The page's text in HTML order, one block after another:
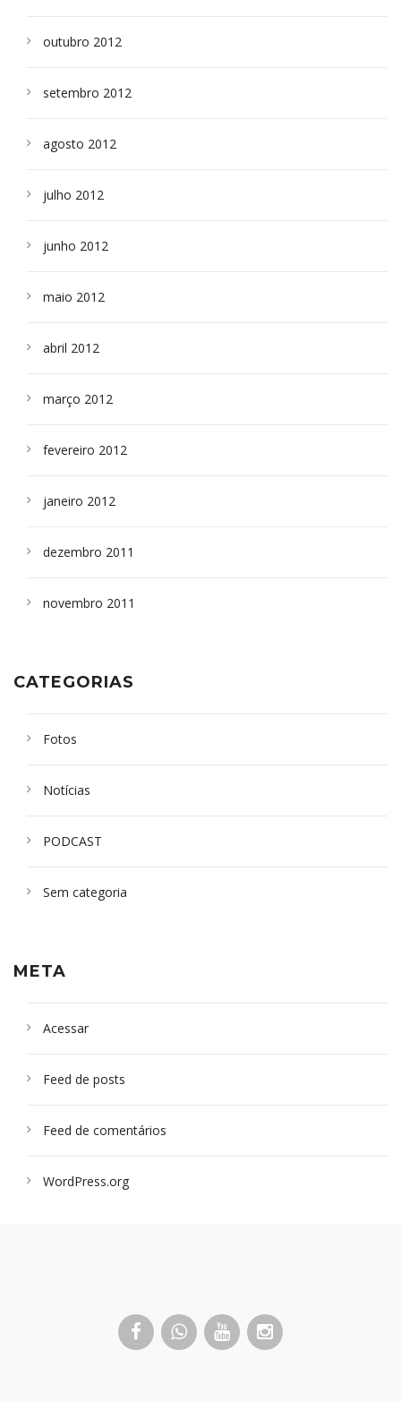
outubro 2012
setembro 2012
agosto 2012
julho 2012
junho 2012
maio 2012
abril 2012
março 2012
fevereiro 2012
janeiro 2012
dezembro 2011
novembro 2011
CATEGORIAS
Fotos
Notícias
PODCAST
Sem categoria
META
Acessar
Feed de posts
Feed de comentários
WordPress.org